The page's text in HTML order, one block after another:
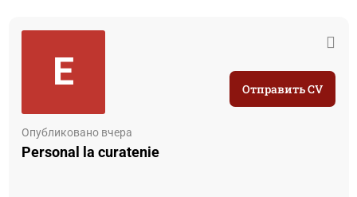
E
Опубликовано вчера
Personal la curatenie
Отправить CV